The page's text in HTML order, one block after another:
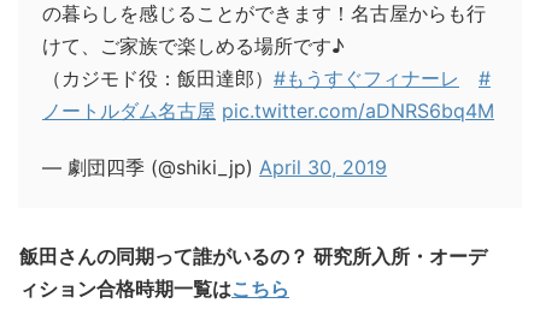
の暮らしを感じることができます！名古屋からも行
けて、ご家族で楽しめる場所です♪
（カジモド役：飯田達郎） #もうすぐフィナーレ
#
ノートルダム名古屋 pic.twitter.com/aDNRS6bq4M
— 劇団四季 (@shiki_jp) April 30, 2019
飯田さんの同期って誰がいるの？ 研究所入所・オーデ
ィション合格時期一覧はこちら